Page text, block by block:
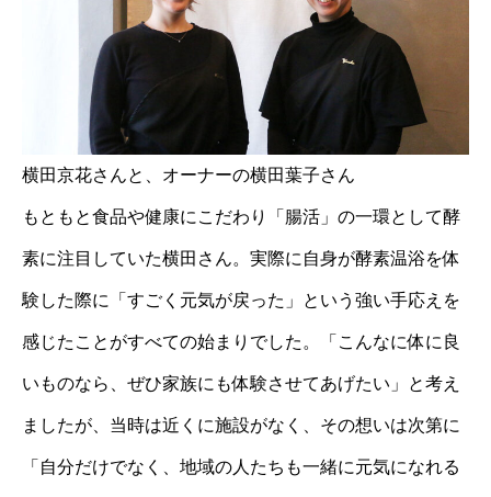
横田京花さんと、オーナーの横田葉子さん
もともと食品や健康にこだわり「腸活」の一環として酵
素に注目していた横田さん。実際に自身が酵素温浴を体
験した際に「すごく元気が戻った」という強い手応えを
感じたことがすべての始まりでした。「こんなに体に良
いものなら、ぜひ家族にも体験させてあげたい」と考え
ましたが、当時は近くに施設がなく、その想いは次第に
「自分だけでなく、地域の人たちも一緒に元気になれる